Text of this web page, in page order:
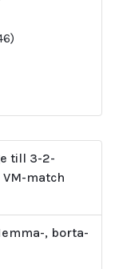
produkter
till 3-2-
match
, borta-